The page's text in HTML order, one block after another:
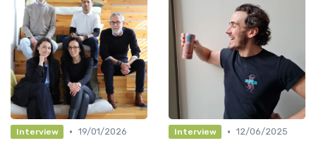
Interview • 19/01/2026
Interview • 12/06/2025